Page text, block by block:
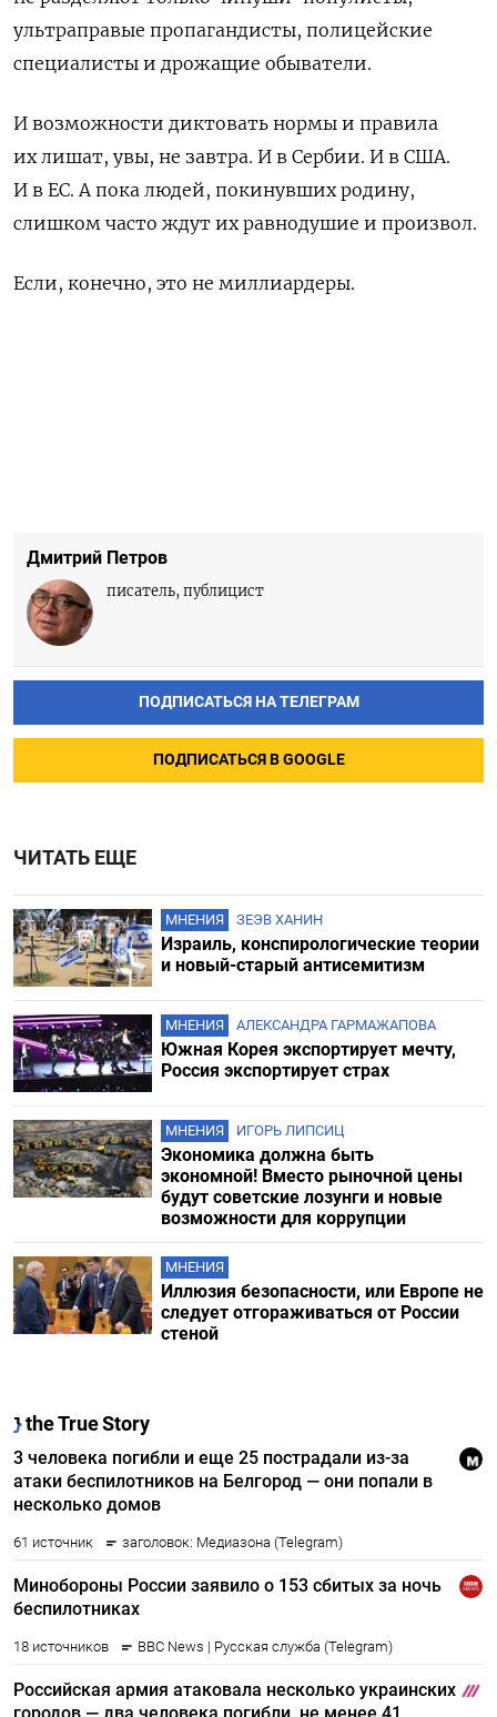
ультраправые пропагандисты, полицейские
специалисты и дрожащие обыватели.
И возможности диктовать нормы и правила
их лишат, увы, не завтра. И в Сербии. И в США.
И в ЕС. А пока людей, покинувших родину,
слишком часто ждут их равнодушие и произвол.
Если, конечно, это не миллиардеры.
Дмитрий Петров
писатель, публицист
ПОДПИСАТЬСЯ НА ТЕЛЕГРАМ
ПОДПИСАТЬСЯ В GOOGLE
ЧИТАТЬ ЕЩЕ
МНЕНИЯ ЗЕЭВ ХАНИН
Израиль, конспирологические теории
и новый-старый антисемитизм
МНЕНИЯ АЛЕКСАНДРА ГАРМАЖАПОВА
Южная Корея экспортирует мечту,
Россия экспортирует страх
МНЕНИЯ ИГОРЬ ЛИПСИЦ
Экономика должна быть
экономной! Вместо рыночной цены
будут советские лозунги и новые
возможности для коррупции
МНЕНИЯ
Иллюзия безопасности, или Европе не
следует отгораживаться от России
стеной